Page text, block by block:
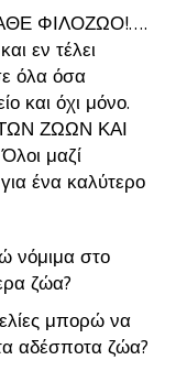
ΦΙΛΟΖΩΟ!….
εν τέλει
όλα όσα
και όχι μόνο.
ΖΩΩΝ ΚΑΙ
μαζί
ένα καλύτερο
νόμιμα στο
ζώα?
μπορώ να
αδέσποτα ζώα?